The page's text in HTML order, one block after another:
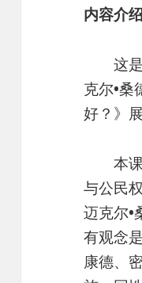
内容介
这是
克尔•
好？》
本课
与公民
迈克尔•
有观念
康德、